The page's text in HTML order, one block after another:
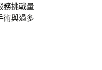
務挑戰量
術與過多